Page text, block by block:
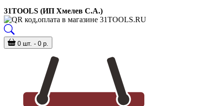
31TOOLS (ИП Хмелев С.А.)
0 шт. - 0 р.